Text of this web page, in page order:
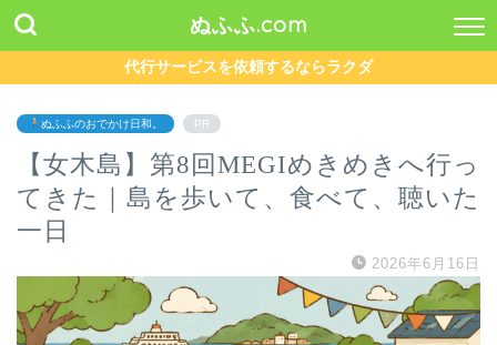
ぬふふ.com
代行サービスを依頼するならラクダ
ぬふふのおでかけ日和。 PR
【女木島】第8回MEGIめきめきへ行っ
てきた｜島を歩いて、食べて、聴いた
一日
2026年6月16日